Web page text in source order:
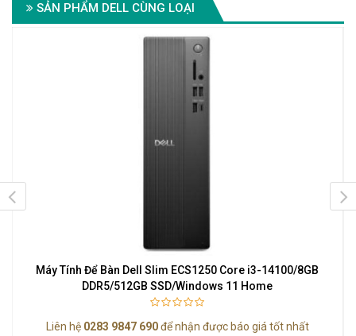
SẢN PHẨM DELL CÙNG LOẠI
Máy Tính Để Bàn Dell Slim ECS1250 Core i3-14100/8GB
DDR5/512GB SSD/Windows 11 Home
Liên hệ 0283 9847 690để nhận được báo giá tốt nhất